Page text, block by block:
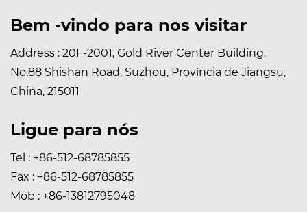
Bem -vindo para nos visitar
Address : 20F-2001, Gold River Center Building,
No.88 Shishan Road, Suzhou, Província de Jiangsu,
China, 215011
Ligue para nós
Tel : +86-512-68785855
Fax : +86-512-68785855
Mob : +86-13812795048